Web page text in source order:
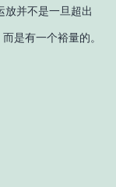
放并不是一旦超出
是有一个裕量的。